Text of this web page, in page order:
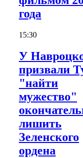
года
15:30
У
призвали
"найти
мужество"
лишить
Зеленского
ордена